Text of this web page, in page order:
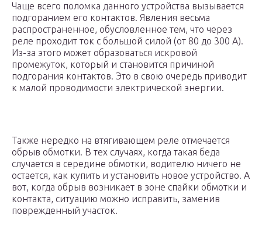
Чаще всего поломка данного устройства вызывается
подгоранием его контактов. Явления весьма
распространенное, обусловленное тем, что через
реле проходит ток с большой силой (от 80 до 300 А).
Из-за этого может образоваться искровой
промежуток, который и становится причиной
подгорания контактов. Это в свою очередь приводит
к малой проводимости электрической энергии.
Также нередко на втягивающем реле отмечается
обрыв обмотки. В тех случаях, когда такая беда
случается в середине обмотки, водителю ничего не
остается, как купить и установить новое устройство. А
вот, когда обрыв возникает в зоне спайки обмотки и
контакта, ситуацию можно исправить, заменив
поврежденный участок.